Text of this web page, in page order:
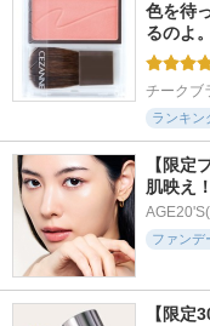
色を待
るのよ
チークブ
ランキン
【限定
肌映え
ファンデ
【限定